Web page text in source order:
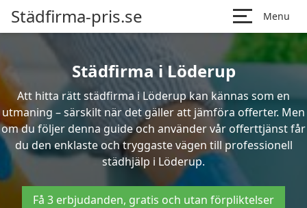
Städfirma-pris.se Menu
Städfirma i Löderup
Att hitta rätt städfirma i Löderup kan kännas som en
utmaning – särskilt när det gäller att jämföra offerter. Men
om du följer denna guide och använder vår offerttjänst får
du den enklaste och tryggaste vägen till professionell
städhjälp i Löderup.
Få 3 erbjudanden, gratis och utan förpliktelser